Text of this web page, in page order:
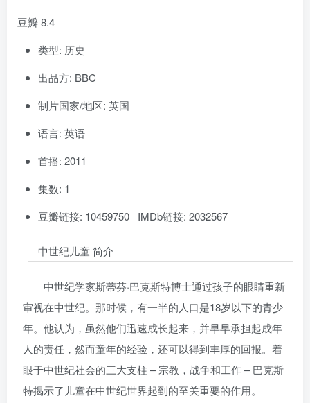
豆瓣 8.4
类型: 历史
出品方: BBC
制片国家/地区: 英国
语言: 英语
首播: 2011
集数: 1
豆瓣链接: 10459750 IMDb链接: 2032567
中世纪儿童 简介
中世纪学家斯蒂芬·巴克斯特博士通过孩子的眼睛重新
审视在中世纪。那时候，有一半的人口是18岁以下的青少
年。他认为，虽然他们迅速成长起来，并早早承担起成年
人的责任，然而童年的经验，还可以得到丰厚的回报。着
眼于中世纪社会的三大支柱 – 宗教，战争和工作 – 巴克斯
特揭示了儿童在中世纪世界起到的至关重要的作用。